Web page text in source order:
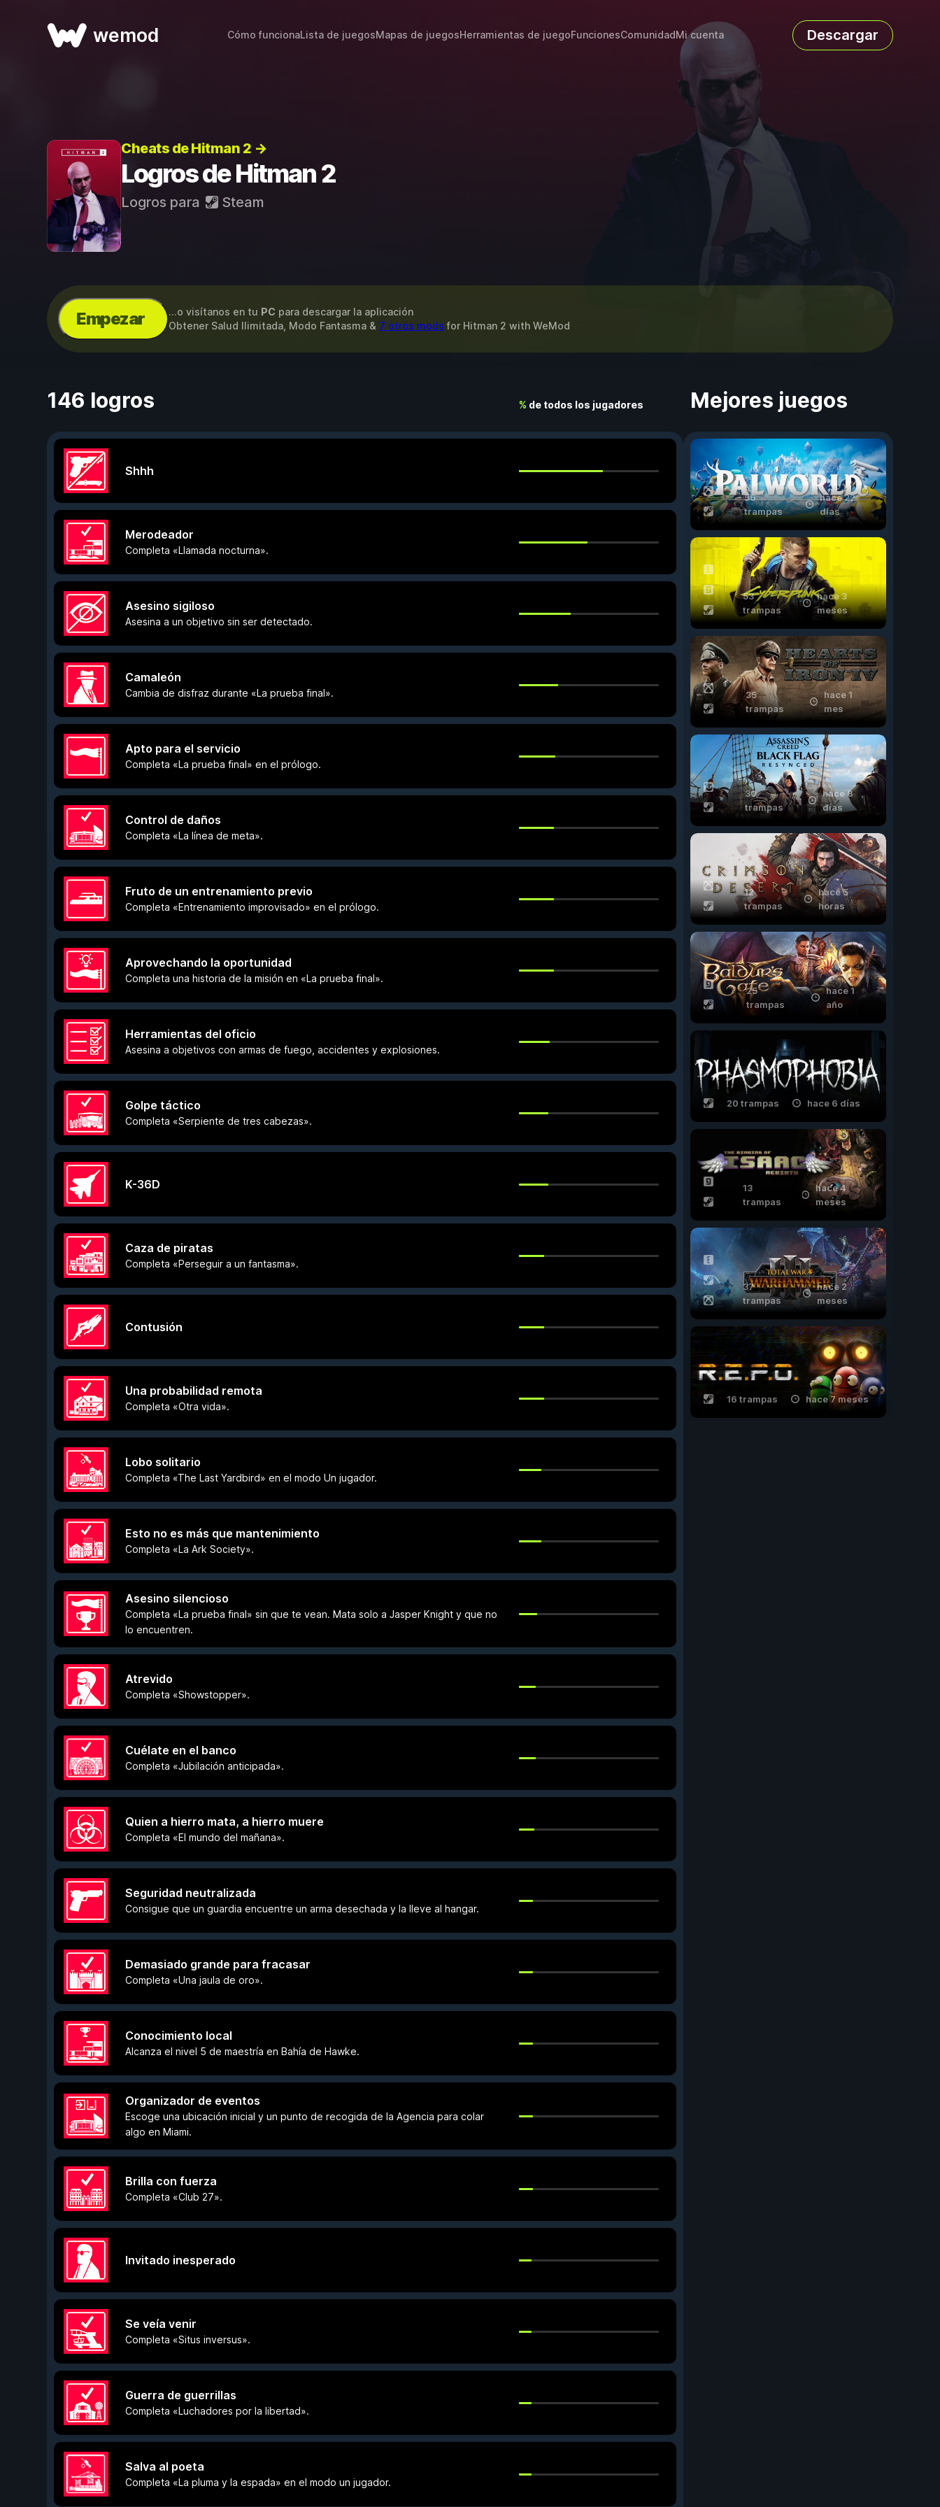
wemod Cómo funcionaLista de juegosMapas de juegosHerramientas de juegoFuncionesComunidadMi cuenta Descargar
Cheats de Hitman 2 →
Logros de Hitman 2
Logros para Steam
Empezar ...o visítanos en tu PC para descargar la aplicación
Obtener Salud Ilimitada, Modo Fantasma & 7 otros mods for Hitman 2 with WeMod
146 logros % de todos los jugadores
Shhh
Merodeador
Completa «Llamada nocturna».
Asesino sigiloso
Asesina a un objetivo sin ser detectado.
Camaleón
Cambia de disfraz durante «La prueba final».
Apto para el servicio
Completa «La prueba final» en el prólogo.
Control de daños
Completa «La línea de meta».
Fruto de un entrenamiento previo
Completa «Entrenamiento improvisado» en el prólogo.
Aprovechando la oportunidad
Completa una historia de la misión en «La prueba final».
Herramientas del oficio
Asesina a objetivos con armas de fuego, accidentes y explosiones.
Golpe táctico
Completa «Serpiente de tres cabezas».
K-36D
Caza de piratas
Completa «Perseguir a un fantasma».
Contusión
Una probabilidad remota
Completa «Otra vida».
Lobo solitario
Completa «The Last Yardbird» en el modo Un jugador.
Esto no es más que mantenimiento
Completa «La Ark Society».
Asesino silencioso
Completa «La prueba final» sin que te vean. Mata solo a Jasper Knight y que no
lo encuentren.
Atrevido
Completa «Showstopper».
Cuélate en el banco
Completa «Jubilación anticipada».
Quien a hierro mata, a hierro muere
Completa «El mundo del mañana».
Seguridad neutralizada
Consigue que un guardia encuentre un arma desechada y la lleve al hangar.
Demasiado grande para fracasar
Completa «Una jaula de oro».
Conocimiento local
Alcanza el nivel 5 de maestría en Bahía de Hawke.
Organizador de eventos
Escoge una ubicación inicial y un punto de recogida de la Agencia para colar
algo en Miami.
Brilla con fuerza
Completa «Club 27».
Invitado inesperado
Se veía venir
Completa «Situs inversus».
Guerra de guerrillas
Completa «Luchadores por la libertad».
Salva al poeta
Completa «La pluma y la espada» en el modo un jugador.
Mejores juegos
56
trampas
hace 22
días
53
trampas
hace 3
meses
35
trampas
hace 1
mes
30
trampas
hace 8
días
12
trampas
hace 5
horas
25
trampas
hace 1
año
20 trampas hace 6 días
13
trampas
hace 4
meses
37
trampas
hace 2
meses
16 trampas hace 7 meses